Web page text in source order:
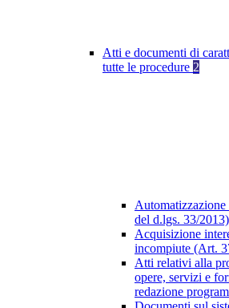
Atti e documenti di
tutte le procedure 2
del d.lgs. 33/2013)
Acquisizione
incompiute (Art.
Atti relativi alla
opere, servizi e
redazione